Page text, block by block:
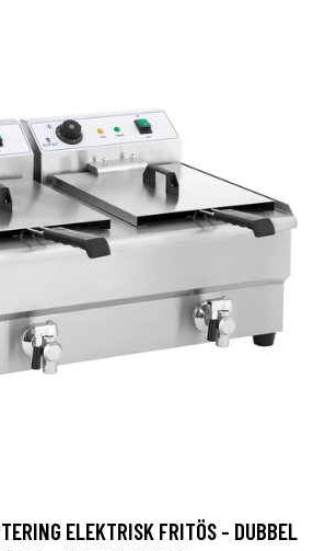
ELEKTRISK FRITÖS - DUBBEL